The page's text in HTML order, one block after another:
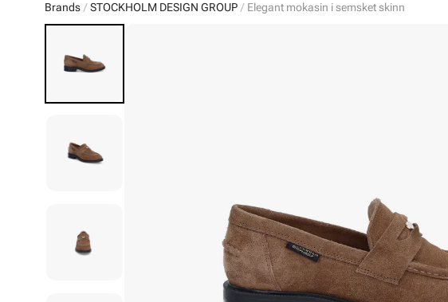
Brands STOCKHOLM DESIGN GROUP Elegant mokasin i semsket skinn